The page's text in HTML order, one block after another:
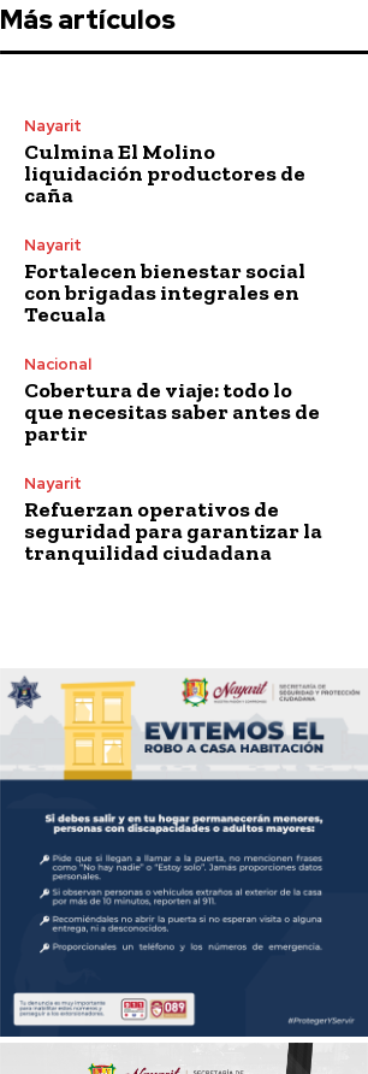
Más artículos
Nayarit
Culmina El Molino
liquidación productores de
caña
Nayarit
Fortalecen bienestar social
con brigadas integrales en
Tecuala
Nacional
Cobertura de viaje: todo lo
que necesitas saber antes de
partir
Nayarit
Refuerzan operativos de
seguridad para garantizar la
tranquilidad ciudadana